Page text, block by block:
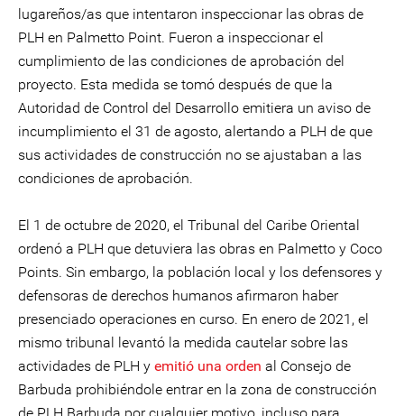
lugareños/as que intentaron inspeccionar las obras de
PLH en Palmetto Point. Fueron a inspeccionar el
cumplimiento de las condiciones de aprobación del
proyecto. Esta medida se tomó después de que la
Autoridad de Control del Desarrollo emitiera un aviso de
incumplimiento el 31 de agosto, alertando a PLH de que
sus actividades de construcción no se ajustaban a las
condiciones de aprobación.
El 1 de octubre de 2020, el Tribunal del Caribe Oriental
ordenó a PLH que detuviera las obras en Palmetto y Coco
Points. Sin embargo, la población local y los defensores y
defensoras de derechos humanos afirmaron haber
presenciado operaciones en curso. En enero de 2021, el
mismo tribunal levantó la medida cautelar sobre las
actividades de PLH y emitió una orden al Consejo de
Barbuda prohibiéndole entrar en la zona de construcción